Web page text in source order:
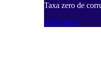
Taxa zero de
Saiba mais